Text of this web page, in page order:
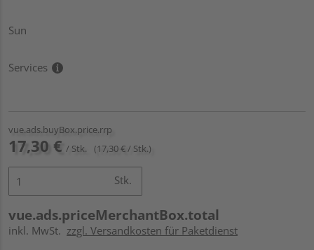
Sun
Services
vue.ads.buyBox.price.rrp
17,30 € / Stk. (17,30 € / Stk.)
Stk.
vue.ads.priceMerchantBox.total
inkl. MwSt. zzgl. Versandkosten für Paketdienst